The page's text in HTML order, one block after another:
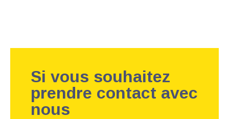
Si vous souhaitez
prendre contact avec
nous